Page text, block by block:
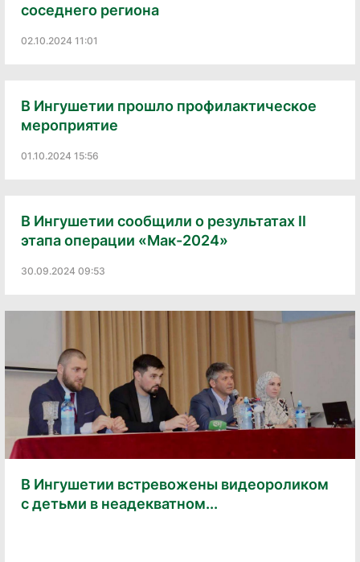
соседнего региона
02.10.2024 11:01
В Ингушетии прошло профилактическое
мероприятие
01.10.2024 15:56
В Ингушетии сообщили о результатах II
этапа операции «Мак-2024»
30.09.2024 09:53
В Ингушетии встревожены видеороликом
с детьми в неадекватном...